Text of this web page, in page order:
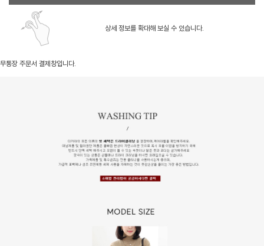
상세 정보를 확대해 보실 수 있습니다.
무통장 주문서 결제창입니다.